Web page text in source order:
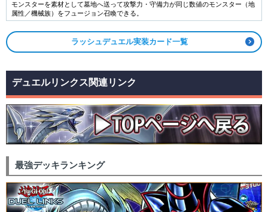
モンスターを素材として墓地へ送って攻撃力・守備力が同じ数値のモンスター（地
属性／機械族）をフュージョン召喚できる。
ラッシュデュエル実装カード一覧
デュエルリンクス関連リンク
最強デッキランキング